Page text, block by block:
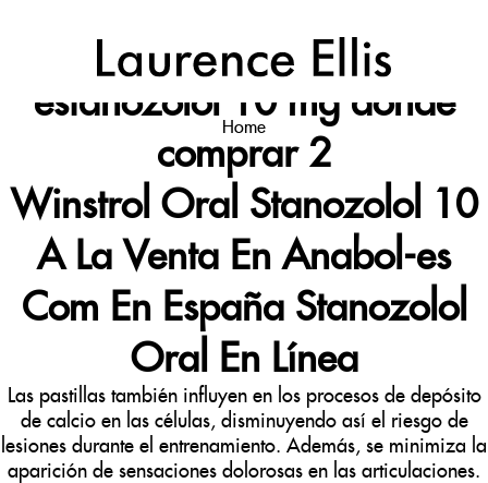
Home
фигуры ФИНАНСЫ
a16z generative ai
→
estanozolol 10 mg donde
comprar 2
Winstrol Oral Stanozolol 10
A La Venta En Anabol-es
Com En España Stanozolol
Oral En Línea
Las pastillas también influyen en los procesos de depósito
de calcio en las células, disminuyendo así el riesgo de
lesiones durante el entrenamiento. Además, se minimiza la
aparición de sensaciones dolorosas en las articulaciones.